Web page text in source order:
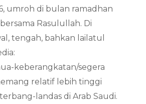
umroh di bulan ramadhan
Rasulullah. Di
tengah, bahkan lailatul
keberangkatan/segera
relatif lebih tinggi
landas di Arab Saudi.